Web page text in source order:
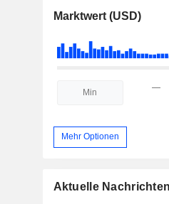
Marktwert (USD)
—
Mehr Optionen
Aktuelle Nachrichten